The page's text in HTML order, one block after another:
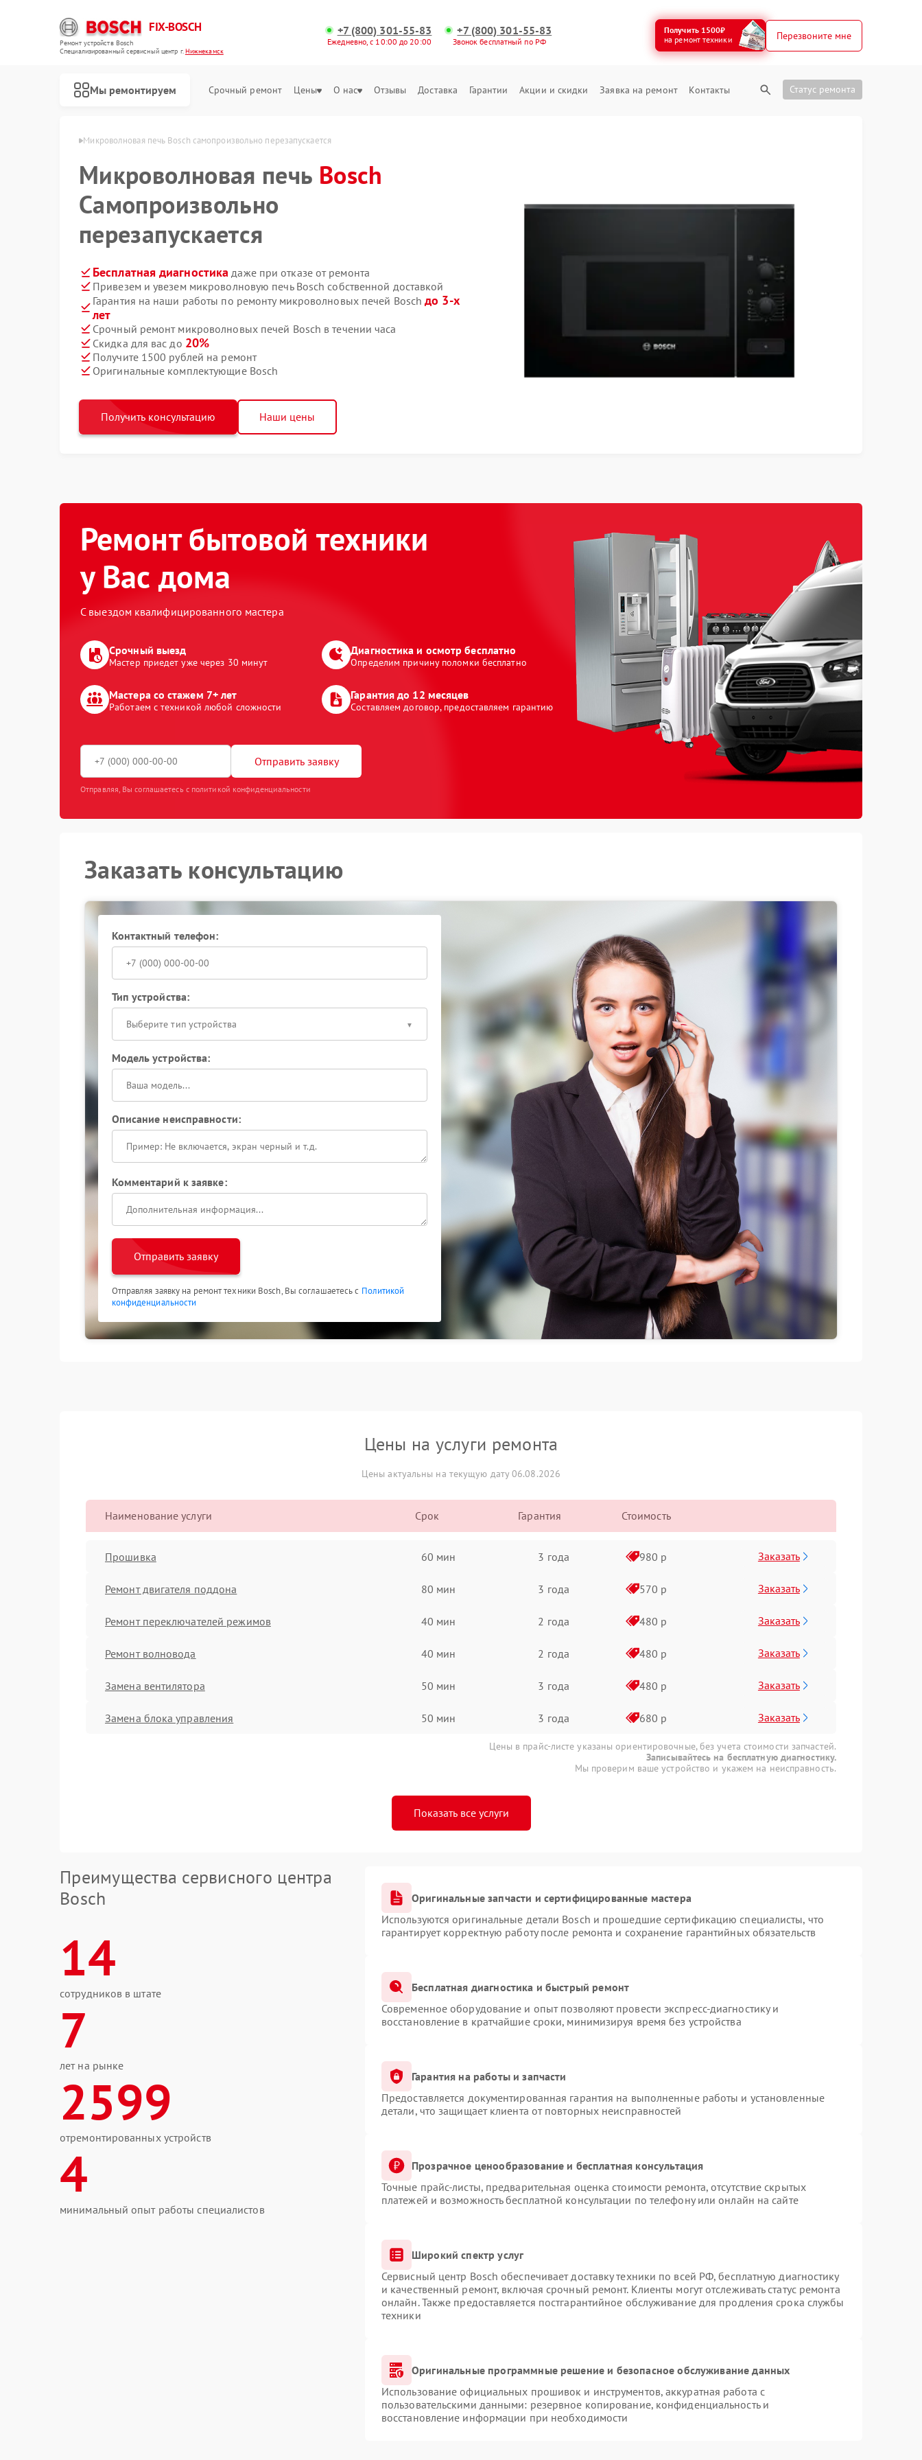
FIX-BOSCH
Ремонт устройств Bosch
Специализированный cервисный центр г.Нижнекамск
+7 (800) 301-55-83
Ежедневно, с 10:00 до 20:00
+7 (800) 301-55-83
Звонок бесплатный по РФ
Получить 1500₽
на ремонт техники
Перезвоните мне
Мы ремонтируем Срочный ремонт Цены О нас Отзывы Доставка Гарантии Акции и скидки Заявка на ремонт Контакты Статус ремонта
в Нижнекамске Микроволновая печь Bosch самопроизвольно перезапускается
Микроволновая печь Bosch
Самопроизвольно
перезапускается
Бесплатная диагностика даже при отказе от ремонта
Привезем и увезем микроволновую печь Bosch собственной доставкой
Гарантия на наши работы по ремонту микроволновых печей Boschдо 3-х
лет
Срочный ремонт микроволновых печей Bosch в течении часа
Скидка для вас до 20%
Получите 1500 рублей на ремонт
Оригинальные комплектующие Bosch
Получить консультацию Наши цены
Ремонт бытовой техники
у Вас дома
С выездом квалифицированного мастера
Срочный выезд
Мастер приедет уже через 30 минут
Диагностика и осмотр бесплатно
Определим причину поломки бесплатно
Мастера со стажем 7+ лет
Работаем с техникой любой сложности
Гарантия до 12 месяцев
Составляем договор, предоставляем гарантию
Отправить заявку
Отправляя, Вы соглашаетесь с политикой конфиденциальности
Заказать консультацию
Контактный телефон:
Тип устройства:
Выберите тип устройства
Модель устройства:
Описание неисправности:
Комментарий к заявке:
Отправить заявку
Отправляя заявку на ремонт техники Bosch, Вы соглашаетесь с Политикой
конфиденциальности
Цены на услуги ремонта
Цены актуальны на текущую дату 06.08.2026
Наименование услуги Срок Гарантия Стоимость
Прошивка 60 мин 3 года 980 р Заказать
Ремонт двигателя поддона 80 мин 3 года 570 р Заказать
Ремонт переключателей режимов 40 мин 2 года 480 р Заказать
Ремонт волновода 40 мин 2 года 480 р Заказать
Замена вентилятора 50 мин 3 года 480 р Заказать
Замена блока управления 50 мин 3 года 680 р Заказать
Цены в прайс-листе указаны ориентировочные, без учета стоимости запчастей.
Записывайтесь на бесплатную диагностику.
Мы проверим ваше устройство и укажем на неисправность.
Показать все услуги
Преимущества сервисного центра
Bosch
14
сотрудников в штате
7
лет на рынке
2599
отремонтированных устройств
4
минимальный опыт работы специалистов
Оригинальные запчасти и сертифицированные мастера
Используются оригинальные детали Bosch и прошедшие сертификацию специалисты, что
гарантирует корректную работу после ремонта и сохранение гарантийных обязательств
Бесплатная диагностика и быстрый ремонт
Современное оборудование и опыт позволяют провести экспресс-диагностику и
восстановление в кратчайшие сроки, минимизируя время без устройства
Гарантия на работы и запчасти
Предоставляется документированная гарантия на выполненные работы и установленные
детали, что защищает клиента от повторных неисправностей
Прозрачное ценообразование и бесплатная консультация
Точные прайс-листы, предварительная оценка стоимости ремонта, отсутствие скрытых
платежей и возможность бесплатной консультации по телефону или онлайн на сайте
Широкий спектр услуг
Сервисный центр Bosch обеспечивает доставку техники по всей РФ, бесплатную диагностику
и качественный ремонт, включая срочный ремонт. Клиенты могут отслеживать статус ремонта
онлайн. Также предоставляется постгарантийное обслуживание для продления срока службы
техники
Оригинальные программные решение и безопасное обслуживание данных
Использование официальных прошивок и инструментов, аккуратная работа с
пользовательскими данными: резервное копирование, конфиденциальность и
восстановление информации при необходимости